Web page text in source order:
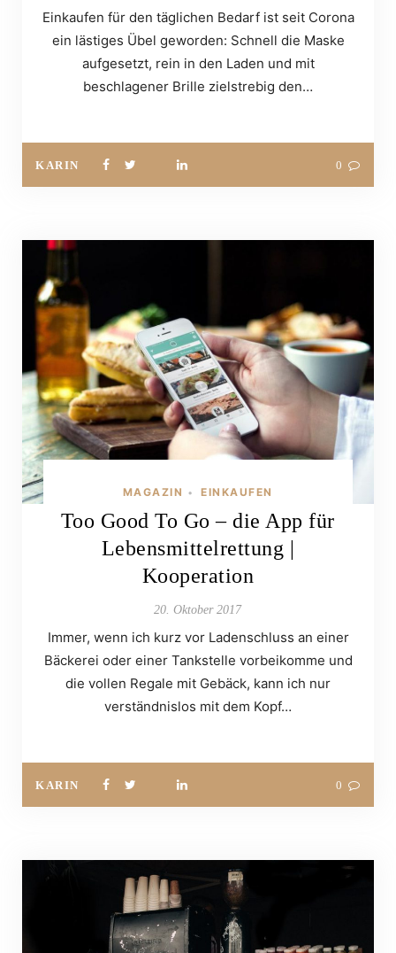
Einkaufen für den täglichen Bedarf ist seit Corona
ein lästiges Übel geworden: Schnell die Maske
aufgesetzt, rein in den Laden und mit
beschlagener Brille zielstrebig den…
KARIN 0
MAGAZIN • EINKAUFEN
Too Good To Go – die App für
Lebensmittelrettung |
Kooperation
20. Oktober 2017
Immer, wenn ich kurz vor Ladenschluss an einer
Bäckerei oder einer Tankstelle vorbeikomme und
die vollen Regale mit Gebäck, kann ich nur
verständnislos mit dem Kopf…
KARIN 0